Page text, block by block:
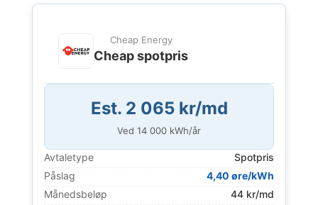
Cheap Energy
Cheap spotpris
Est. 2 065 kr/md
Ved 14 000 kWh/år
Avtaletype
Spotpris
Påslag
4,40 øre/kWh
Månedsbeløp
44 kr/md